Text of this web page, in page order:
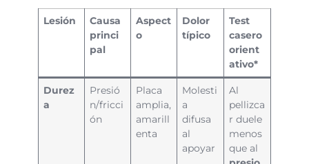
Lesión
Causa
princi
pal
Aspect
o
Dolor
típico
Test
casero
orient
ativo*
Durez
a
Presió
n/fricci
ón
Placa
amplia,
amarill
enta
Molesti
a
difusa
al
apoyar
Al
pellizca
r duele
menos
que al